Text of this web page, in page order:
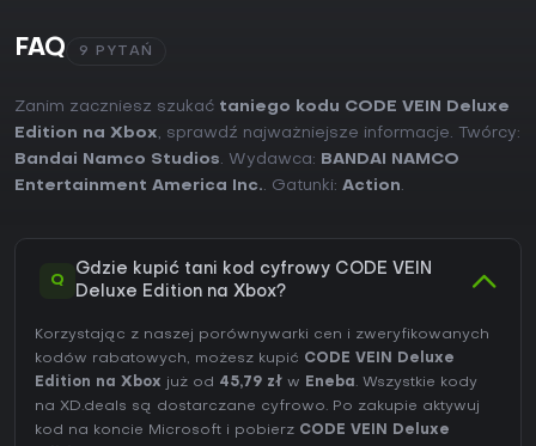
FAQ 9 PYTAŃ
Zanim zaczniesz szukać taniego kodu CODE VEIN Deluxe
Edition na Xbox, sprawdź najważniejsze informacje. Twórcy:
Bandai Namco Studios. Wydawca:
BANDAI NAMCO
Entertainment America Inc.. Gatunki: Action.
Q
Gdzie kupić tani kod cyfrowy CODE VEIN
Deluxe Edition na Xbox?
Korzystając z naszej porównywarki cen i zweryfikowanych
kodów rabatowych, możesz kupić CODE VEIN Deluxe
Edition na Xbox już od 45,79 zł w Eneba . Wszystkie kody
na XD.deals są dostarczane cyfrowo. Po zakupie aktywuj
kod na koncie Microsoft i pobierz CODE VEIN Deluxe